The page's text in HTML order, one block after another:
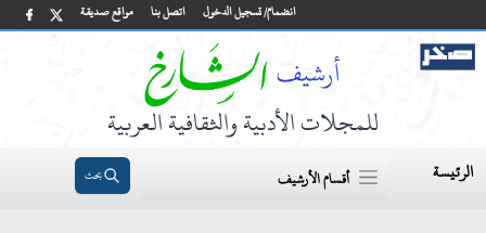
مواقع صديقة اتصل بنا انضمام/ تسجيل الدخول
للمجلات الأدبية والثقافية العربية
الرئيسة أقسام الأرشيف بحث